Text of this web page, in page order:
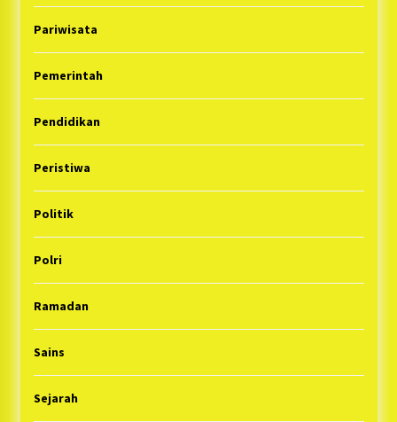
Pariwisata
Pemerintah
Pendidikan
Peristiwa
Politik
Polri
Ramadan
Sains
Sejarah